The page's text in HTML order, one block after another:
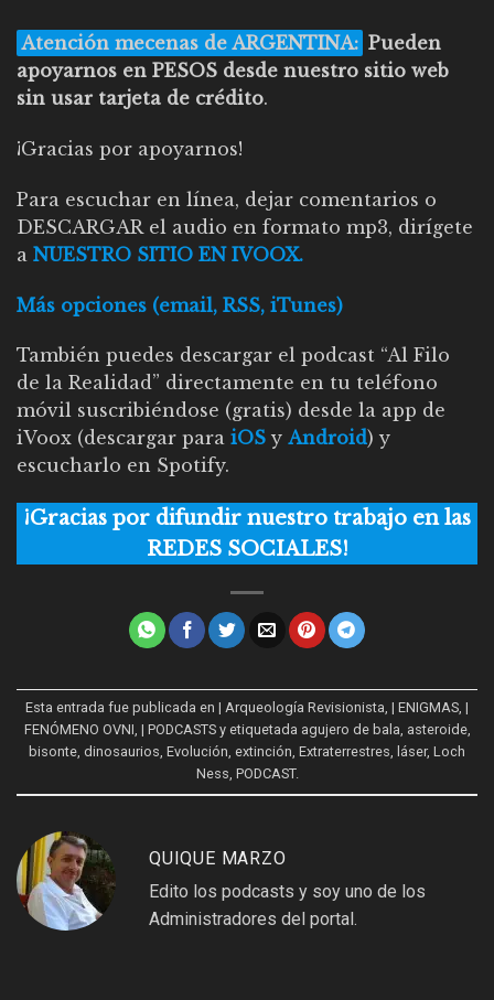
Atención mecenas de ARGENTINA: Pueden
apoyarnos en PESOS desde nuestro sitio web
sin usar tarjeta de crédito.
¡Gracias por apoyarnos!
Para escuchar en línea, dejar comentarios o
DESCARGAR el audio en formato mp3, dirígete
a NUESTRO SITIO EN IVOOX.
Más opciones (email, RSS, iTunes)
También puedes descargar el podcast “Al Filo
de la Realidad” directamente en tu teléfono
móvil suscribiéndose (gratis) desde la app de
iVoox (descargar para iOS y Android) y
escucharlo en Spotify.
¡Gracias por difundir nuestro trabajo en las
REDES SOCIALES!
Esta entrada fue publicada en | Arqueología Revisionista, | ENIGMAS, |
FENÓMENO OVNI, | PODCASTSy etiquetada agujero de bala, asteroide,
bisonte, dinosaurios, Evolución, extinción, Extraterrestres, láser, Loch
Ness, PODCAST.
QUIQUE MARZO
Edito los podcasts y soy uno de los
Administradores del portal.